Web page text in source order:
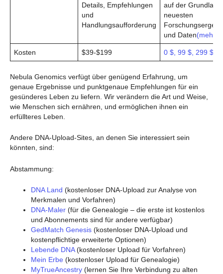
Details, Empfehlungen
und
Handlungsaufforderung
auf der Grundlage
neuesten
und Daten(mehr
Kosten $39-$199 0 $, 99 $, 299 $
Nebula Genomics verfügt über genügend Erfahrung, um
genaue Ergebnisse und punktgenaue Empfehlungen für ein
gesünderes Leben zu liefern. Wir verändern die Art und Weise,
wie Menschen sich ernähren, und ermöglichen ihnen ein
erfüllteres Leben.
Andere DNA-Upload-Sites, an denen Sie interessiert sein
könnten, sind:
Abstammung:
DNA Land (kostenloser DNA-Upload zur Analyse von
Merkmalen und Vorfahren)
DNA-Maler (für die Genealogie – die erste ist kostenlos
und Abonnements sind für andere verfügbar)
GedMatch Genesis (kostenloser DNA-Upload und
kostenpflichtige erweiterte Optionen)
Lebende DNA(kostenloser Upload für Vorfahren)
Mein Erbe (kostenloser Upload für Genealogie)
MyTrueAncestry (lernen Sie Ihre Verbindung zu alten